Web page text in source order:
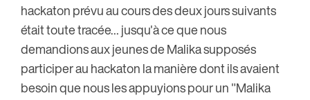
hackaton prévu au cours des deux jours suivants
était toute tracée… jusqu'à ce que nous
demandions aux jeunes de Malika supposés
participer au hackaton la manière dont ils avaient
besoin que nous les appuyions pour un "Malika